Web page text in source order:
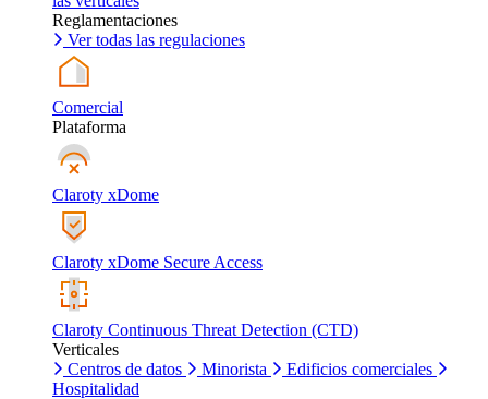
Reglamentaciones
Ver todas las regulaciones
Comercial
Plataforma
Claroty xDome
Claroty xDome Secure Access
Claroty Continuous Threat Detection (CTD)
Verticales
Centros de datos
Minorista
Edificios comerciales
Hospitalidad